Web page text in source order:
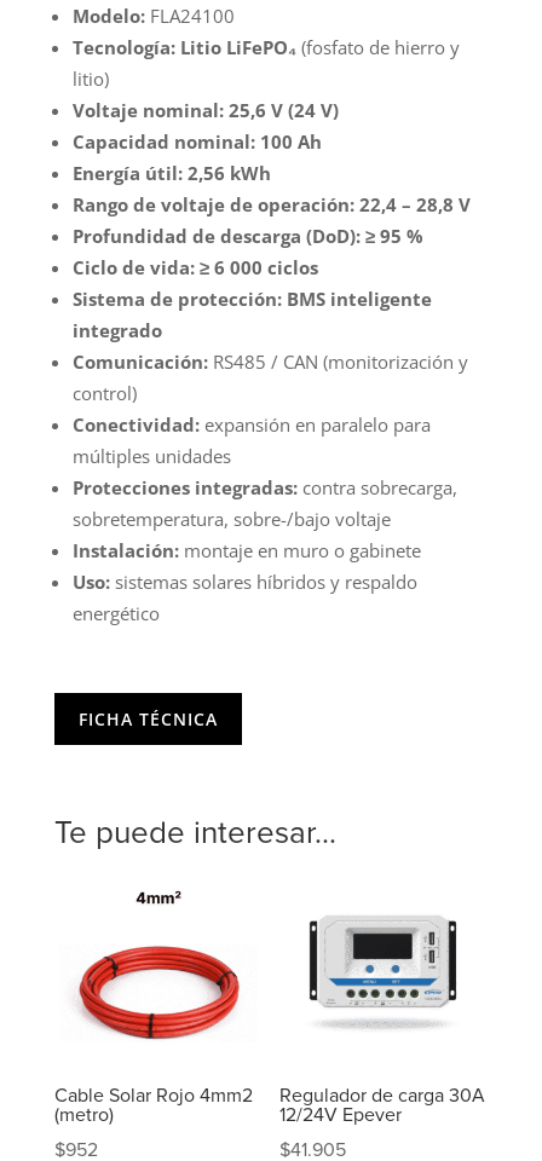
FLA24100
cantidad
Modelo:FLA24100
Tecnología: Litio LiFePO₄(fosfato de hierro y
litio)
Voltaje nominal: 25,6 V (24 V)
Capacidad nominal: 100 Ah
Energía útil: 2,56 kWh
Rango de voltaje de operación: 22,4 – 28,8 V
Profundidad de descarga (DoD): ≥ 95 %
Ciclo de vida: ≥ 6 000 ciclos
Sistema de protección: BMS inteligente
integrado
Comunicación:RS485 / CAN (monitorización y
control)
Conectividad:expansión en paralelo para
múltiples unidades
Protecciones integradas:contra sobrecarga,
sobretemperatura, sobre-/bajo voltaje
Instalación:montaje en muro o gabinete
Uso:sistemas solares híbridos y respaldo
energético
FICHA TÉCNICA
Te puede interesar...
Cable Solar Rojo 4mm2
(metro)
$952
Regulador de carga 30A
12/24V Epever
$41.905